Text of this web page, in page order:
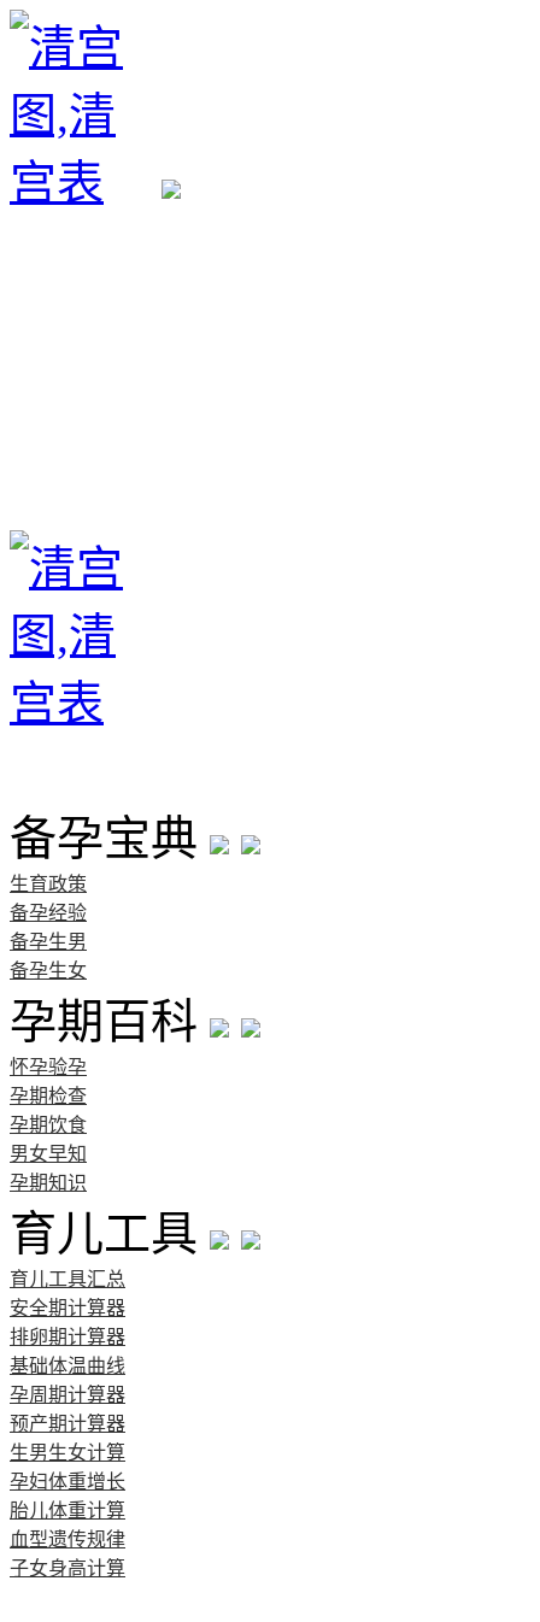
备孕宝典
生育政策
备孕经验
备孕生男
备孕生女
孕期百科
怀孕验孕
孕期检查
孕期饮食
男女早知
孕期知识
育儿工具
育儿工具汇总
安全期计算器
排卵期计算器
基础体温曲线
孕周期计算器
预产期计算器
生男生女计算
孕妇体重增长
胎儿体重计算
血型遗传规律
子女身高计算